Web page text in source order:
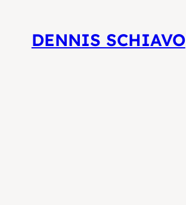
DENNIS SCHIAVO